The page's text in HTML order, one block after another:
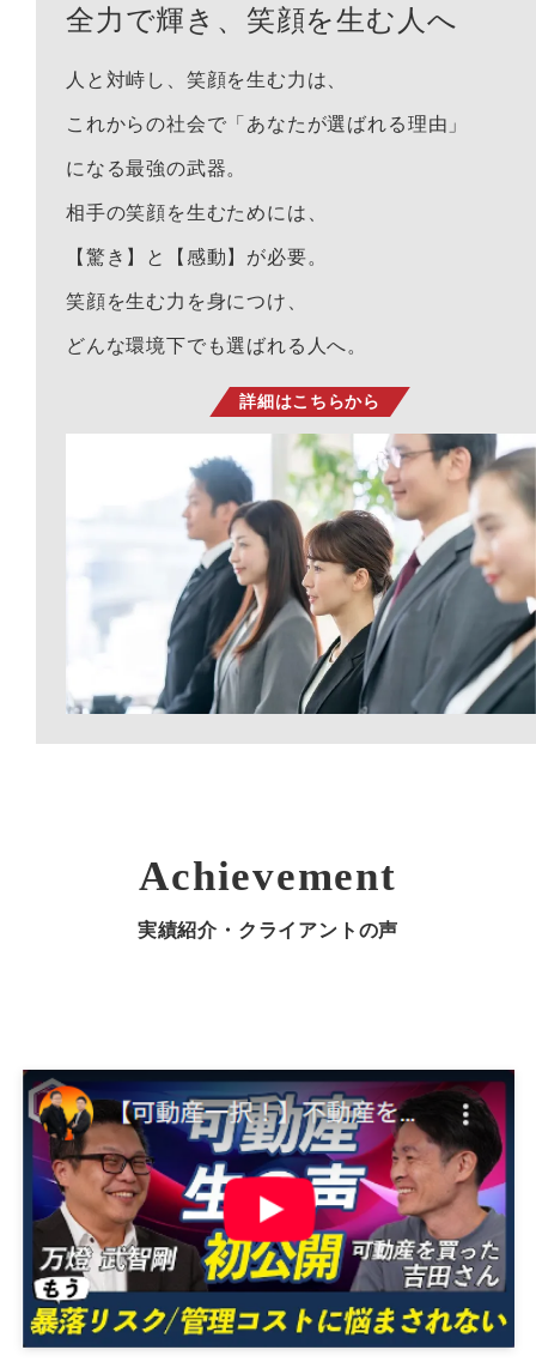
全力で輝き、笑顔を生む人へ
人と対峙し、笑顔を生む力は、
これからの社会で「あなたが選ばれる理由」
になる最強の武器。
相手の笑顔を生むためには、
【驚き】と【感動】が必要。
笑顔を生む力を身につけ、
どんな環境下でも選ばれる人へ。
詳細はこちらから
Achievement
実績紹介・クライアントの声